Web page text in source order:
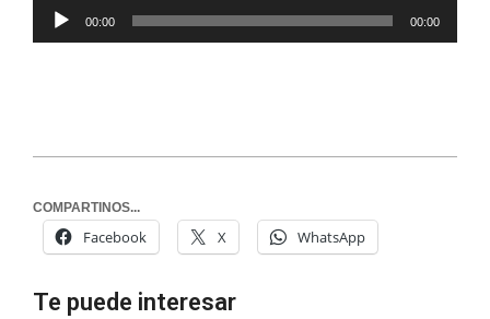
Reproductor
de
00:00 00:00
COMPARTINOS...
Facebook X WhatsApp
Te puede interesar